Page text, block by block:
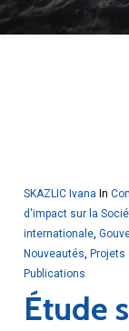
SKAZLIC Ivana In
d'impact sur la
internationale,
Nouveautés Projets
Publications
Étude